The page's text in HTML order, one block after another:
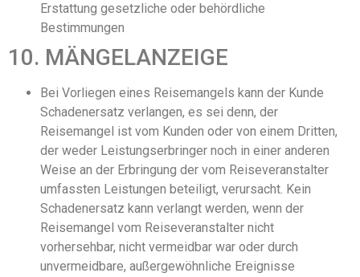
Erstattung gesetzliche oder behördliche
Bestimmungen
10. MÄNGELANZEIGE
Bei Vorliegen eines Reisemangels kann der Kunde
Schadenersatz verlangen, es sei denn, der
Reisemangel ist vom Kunden oder von einem Dritten,
der weder Leistungserbringer noch in einer anderen
Weise an der Erbringung der vom Reiseveranstalter
umfassten Leistungen beteiligt, verursacht. Kein
Schadenersatz kann verlangt werden, wenn der
Reisemangel vom Reiseveranstalter nicht
vorhersehbar, nicht vermeidbar war oder durch
unvermeidbare, außergewöhnliche Ereignisse